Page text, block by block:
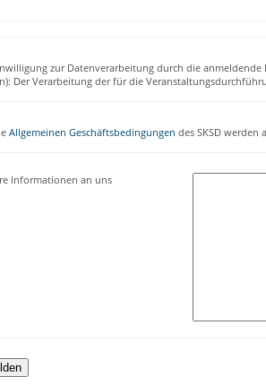
zur Datenverarbeitung durch die
Der Verarbeitung der für die
Allgemeinen Geschäftsbedingungen des SKSD werden
Informationen an uns